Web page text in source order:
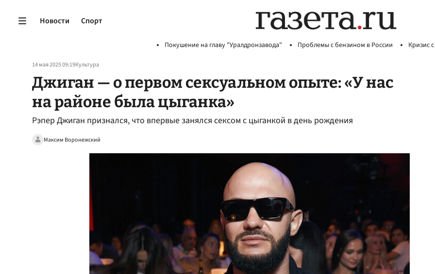
Новости Спорт
Покушение на главу "Уралдронзавода" Проблемы с бензином в России Кризис
14 мая 2025 09:19Культура
Джиган — о первом сексуальном опыте: «У нас
на районе была цыганка»
Рэпер Джиган признался, что впервые занялся сексом с цыганкой в день рождения
Максим Воронежский